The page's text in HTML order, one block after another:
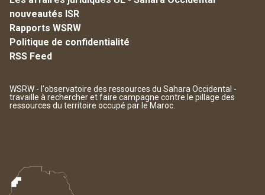
nouveautés ISR
Rapports WSRW
Politique de confidentialité
RSS Feed
WSRW - l'observatoire des ressources du Sahara Occidental -
travaille à rechercher et faire campagne contre le pillage des
ressources du territoire occupé par le Maroc.